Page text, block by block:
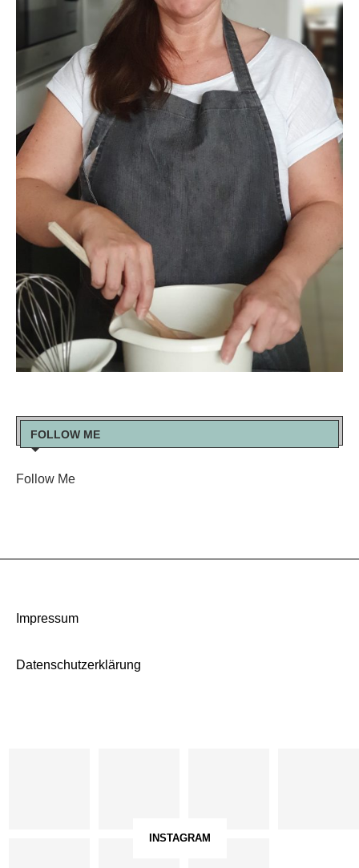
FOLLOW ME
Follow Me
Impressum
Datenschutzerklärung
INSTAGRAM